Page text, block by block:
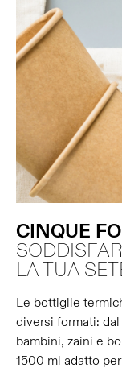
CINQUE
LA TUA
Le bottiglie
diversi formati:
bambini, zaini e
1500 ml adatto